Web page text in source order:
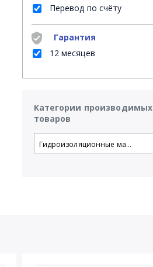
Часто задаваемые вопросы
Перевод по счёту
Гарантия
12 месяцев
Категории производимых
товаров
Гидроизоляционные ма...